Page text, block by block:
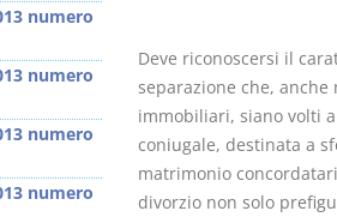
Deve riconoscersi il
separazione che,
immobiliari, siano volti
coniugale, destinata a
matrimonio
divorzio non solo
numero
numero
numero
numero
Prescrizione e
decadenza
D. Minussi
Versione ebook€